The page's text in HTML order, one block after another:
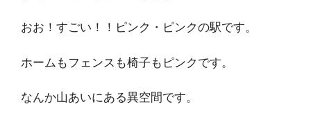
おお！すごい！！ピンク・ピンクの駅です。
ホームもフェンスも椅子もピンクです。
なんか山あいにある異空間です。